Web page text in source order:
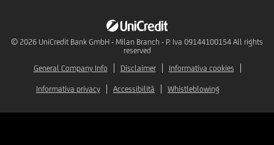
© 2026 UniCredit Bank GmbH - Milan Branch - P. Iva 09144100154 All rights
reserved
General Company Info
Disclaimer Informativa cookies
Informativa privacy Accessibilità Whistleblowing